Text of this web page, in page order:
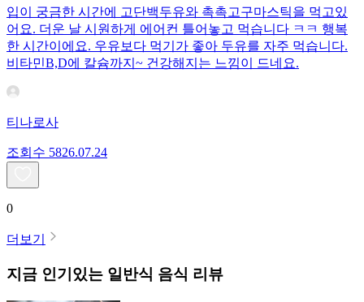
입이 궁금한 시간에 고단백두유와 촉촉고구마스틱을 먹고있
어요. 더운 날 시원하게 에어컨 틀어놓고 먹습니다 ㅋㅋ 행복
한 시간이에요. 우유보다 먹기가 좋아 두유를 자주 먹습니다.
비타민B,D에 칼슘까지~ 건강해지는 느낌이 드네요.
티나로사
조회수 5826.07.24
0
더보기
지금 인기있는 일반식 음식 리뷰